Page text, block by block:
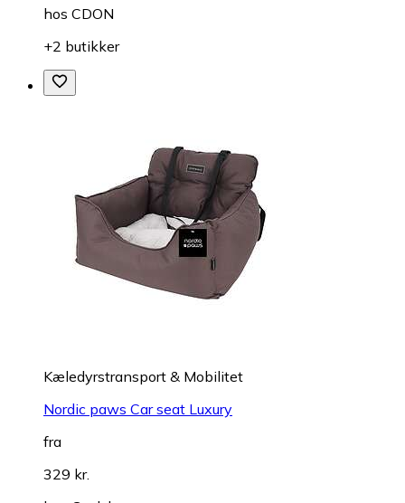
hos CDON
+2 butikker
Kæledyrstransport & Mobilitet
Nordic paws Car seat Luxury
fra
329 kr.